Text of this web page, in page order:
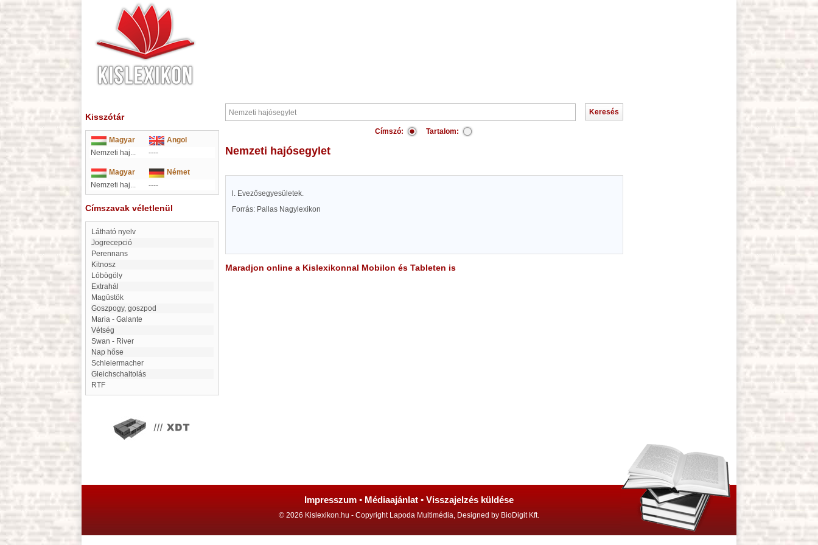
Kisszótár
Magyar
Angol
Nemzeti haj...
----
Magyar
Német
Nemzeti haj...
----
Címszavak véletlenül
látható nyelv
Jogrecepció
Perennans
Kitnosz
Lóbögöly
extrahál
Magüstök
goszpogy, goszpod
Maria - Galante
Vétség
Swan - River
Nap hőse
Schleiermacher
gleichschaltolás
RTF
Címszó: Tartalom:
Nemzeti hajósegylet
l. Evezősegyesületek.
Forrás: Pallas Nagylexikon
Maradjon online a Kislexikonnal Mobilon és Tableten is
Impresszum • Médiaajánlat • Visszajelzés küldése
© 2026 Kislexikon.hu - Copyright Lapoda Multimédia, Designed by BioDigit Kft.